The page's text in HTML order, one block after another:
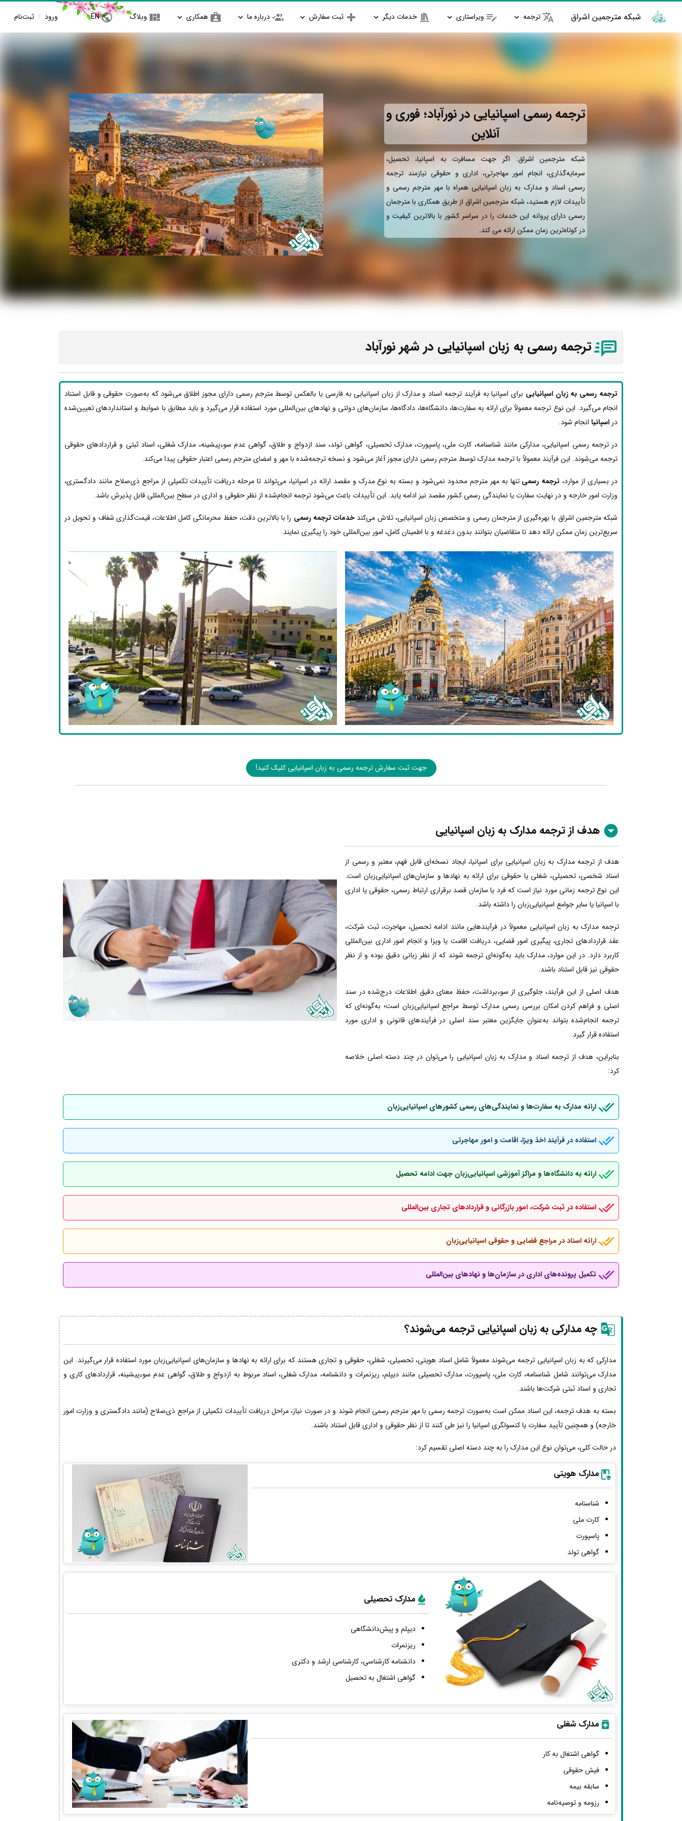
شبکه مترجمین اشراق ترجمه ویراستاری خدمات دیگر ثبت سفارش درباره ما همکاری وبلاگ EN ورود / ثبت‌نام
ترجمه رسمی اسپانیایی در نورآباد؛ فوری و
آنلاین
شبکه مترجمین اشراق: اگر جهت مسافرت به اسپانیا، تحصیل،
سرمایه‌گذاری، انجام امور مهاجرتی، اداری و حقوقی نیازمند ترجمه
رسمی اسناد و مدارک به زبان اسپانیایی همراه با مهر مترجم رسمی و
تأییدات لازم هستید، شبکه مترجمین اشراق از طریق همکاری با مترجمان
رسمی دارای پروانه این خدمات را در سراسر کشور با بالاترین کیفیت و
در کوتاه‌ترین زمان ممکن ارائه می‌ کند.
ترجمه رسمی به زبان اسپانیایی در شهر نورآباد
ترجمه رسمی به زبان اسپانیایی برای اسپانیا به فرآیند ترجمه اسناد و مدارک از زبان اسپانیایی به فارسی یا بالعکس توسط مترجم رسمی دارای مجوز اطلاق می‌شود که به‌صورت حقوقی و قابل استناد
انجام می‌گیرد. این نوع ترجمه معمولاً برای ارائه به سفارت‌ها، دانشگاه‌ها، دادگاه‌ها، سازمان‌های دولتی و نهادهای بین‌المللی مورد استفاده قرار می‌گیرد و باید مطابق با ضوابط و استانداردهای تعیین‌شده
در اسپانیا انجام شود.
در ترجمه رسمی اسپانیایی، مدارکی مانند شناسنامه، کارت ملی، پاسپورت، مدارک تحصیلی، گواهی تولد، سند ازدواج و طلاق، گواهی عدم سوءپیشینه، مدارک شغلی، اسناد ثبتی و قراردادهای حقوقی
ترجمه می‌شوند. این فرآیند معمولاً با ترجمه مدارک توسط مترجم رسمی دارای مجوز آغاز می‌شود و نسخه ترجمه‌شده با مهر و امضای مترجم رسمی اعتبار حقوقی پیدا می‌کند.
در بسیاری از موارد، ترجمه رسمی تنها به مهر مترجم محدود نمی‌شود و بسته به نوع مدرک و مقصد ارائه در اسپانیا، می‌تواند تا مرحله دریافت تأییدات تکمیلی از مراجع ذی‌صلاح مانند دادگستری،
وزارت امور خارجه و در نهایت سفارت یا نمایندگی رسمی کشور مقصد نیز ادامه یابد. این تأییدات باعث می‌شود ترجمه انجام‌شده از نظر حقوقی و اداری در سطح بین‌المللی قابل پذیرش باشد.
شبکه مترجمین اشراق با بهره‌گیری از مترجمان رسمی و متخصص زبان اسپانیایی، تلاش می‌کند خدمات ترجمه رسمی را با بالاترین دقت، حفظ محرمانگی کامل اطلاعات، قیمت‌گذاری شفاف و تحویل در
سریع‌ترین زمان ممکن ارائه دهد تا متقاضیان بتوانند بدون دغدغه و با اطمینان کامل، امور بین‌المللی خود را پیگیری نمایند.
جهت ثبت سفارش ترجمه رسمی به زبان اسپانیایی کلیک کنید!
هدف از ترجمه مدارک به زبان اسپانیایی
هدف از ترجمه مدارک به زبان اسپانیایی برای اسپانیا، ایجاد نسخه‌ای قابل فهم، معتبر و رسمی از
اسناد شخصی، تحصیلی، شغلی یا حقوقی برای ارائه به نهادها و سازمان‌های اسپانیایی‌زبان است.
این نوع ترجمه زمانی مورد نیاز است که فرد یا سازمان قصد برقراری ارتباط رسمی، حقوقی یا اداری
با اسپانیا یا سایر جوامع اسپانیایی‌زبان را داشته باشد.
ترجمه مدارک به زبان اسپانیایی معمولاً در فرآیندهایی مانند ادامه تحصیل، مهاجرت، ثبت شرکت،
عقد قراردادهای تجاری، پیگیری امور قضایی، دریافت اقامت یا ویزا و انجام امور اداری بین‌المللی
کاربرد دارد. در این موارد، مدارک باید به‌گونه‌ای ترجمه شوند که از نظر زبانی دقیق بوده و از نظر
حقوقی نیز قابل استناد باشند.
هدف اصلی از این فرآیند، جلوگیری از سوءبرداشت، حفظ معنای دقیق اطلاعات درج‌شده در سند
اصلی و فراهم کردن امکان بررسی رسمی مدارک توسط مراجع اسپانیایی‌زبان است؛ به‌گونه‌ای که
ترجمه انجام‌شده بتواند به‌عنوان جایگزین معتبر سند اصلی در فرآیندهای قانونی و اداری مورد
استفاده قرار گیرد.
بنابراین، هدف از ترجمه اسناد و مدارک به زبان اسپانیایی را می‌توان در چند دسته اصلی خلاصه
کرد:
ارائه مدارک به سفارت‌ها و نمایندگی‌های رسمی کشورهای اسپانیایی‌زبان
استفاده در فرآیند اخذ ویزا، اقامت و امور مهاجرتی
ارائه به دانشگاه‌ها و مراکز آموزشی اسپانیایی‌زبان جهت ادامه تحصیل
استفاده در ثبت شرکت، امور بازرگانی و قراردادهای تجاری بین‌المللی
ارائه اسناد در مراجع قضایی و حقوقی اسپانیایی‌زبان
تکمیل پرونده‌های اداری در سازمان‌ها و نهادهای بین‌المللی
چه مدارکی به زبان اسپانیایی ترجمه می‌شوند؟
مدارکی که به زبان اسپانیایی ترجمه می‌شوند معمولاً شامل اسناد هویتی، تحصیلی، شغلی، حقوقی و تجاری هستند که برای ارائه به نهادها و سازمان‌های اسپانیایی‌زبان مورد استفاده قرار می‌گیرند. این
مدارک می‌توانند شامل شناسنامه، کارت ملی، پاسپورت، مدارک تحصیلی مانند دیپلم، ریزنمرات و دانشنامه، مدارک شغلی، اسناد مربوط به ازدواج و طلاق، گواهی عدم سوءپیشینه، قراردادهای کاری و
تجاری و اسناد ثبتی شرکت‌ها باشند.
بسته به هدف ترجمه، این اسناد ممکن است به‌صورت ترجمه رسمی با مهر مترجم رسمی انجام شوند و در صورت نیاز، مراحل دریافت تأییدات تکمیلی از مراجع ذی‌صلاح (مانند دادگستری و وزارت امور
خارجه) و همچنین تأیید سفارت یا کنسولگری اسپانیا را نیز طی کنند تا از نظر حقوقی و اداری قابل استناد باشند.
در حالت کلی، می‌توان نوع این مدارک را به چند دسته اصلی تقسیم کرد:
مدارک هویتی
شناسنامه
کارت ملی
پاسپورت
گواهی تولد
مدارک تحصیلی
دیپلم و پیش‌دانشگاهی
ریزنمرات
دانشنامه کارشناسی، کارشناسی ارشد و دکتری
گواهی اشتغال به تحصیل
مدارک شغلی
گواهی اشتغال به کار
فیش حقوقی
سابقه بیمه
رزومه و توصیه‌نامه